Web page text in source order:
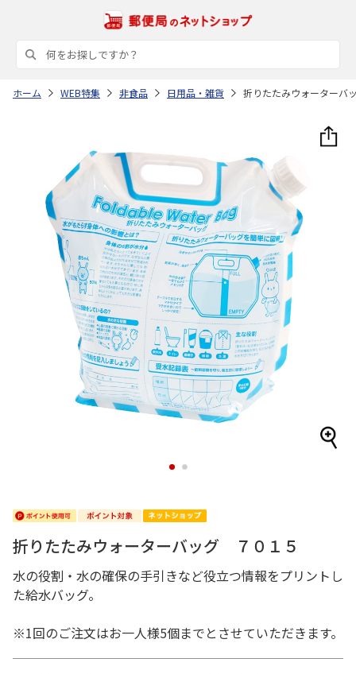
ホーム WEB特集 非食品 日用品・雑貨 折りたたみウォーターバ
1 2
折りたたみウォーターバッグ ７０１５
水の役割・水の確保の手引きなど役立つ情報をプリントし
た給水バッグ。
※1回のご注文はお一人様5個までとさせていただきます。